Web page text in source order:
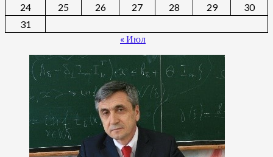
24
25 26 27 28 29
30
31
« Июл